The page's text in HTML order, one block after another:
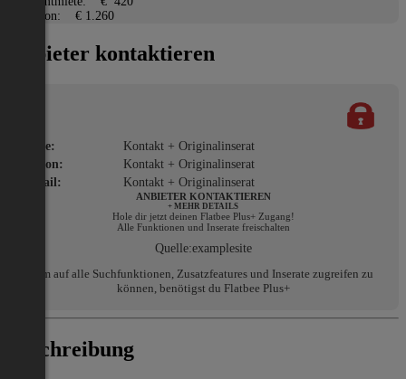
Kaution:
€ 1.260
Anbieter kontaktieren
Name:
Kontakt + Originalinserat
Telefon:
Kontakt + Originalinserat
E-Mail:
Kontakt + Originalinserat
ANBIETER KONTAKTIEREN
+ MEHR DETAILS
Hole dir jetzt deinen Flatbee Plus+ Zugang!
Alle Funktionen und Inserate freischalten
Quelle:examplesite
Um auf alle Suchfunktionen, Zusatzfeatures und Inserate zugreifen zu
können, benötigst du Flatbee Plus+
Beschreibung